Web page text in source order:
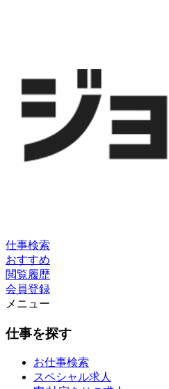
仕事検索
おすすめ
閲覧履歴
会員登録
メニュー
仕事を探す
お仕事検索
スペシャル求人